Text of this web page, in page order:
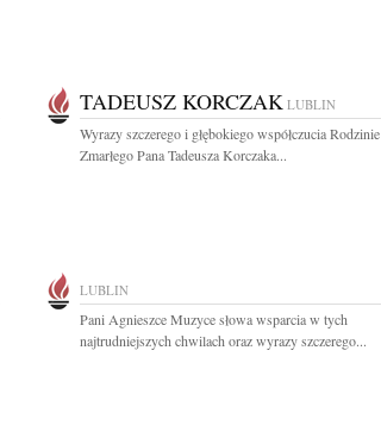
TADEUSZ KORCZAK LUBLIN
Wyrazy szczerego i głębokiego współczucia Rodzinie
Zmarłego Pana Tadeusza Korczaka...
LUBLIN
Pani Agnieszce Muzyce słowa wsparcia w tych
najtrudniejszych chwilach oraz wyrazy szczerego...